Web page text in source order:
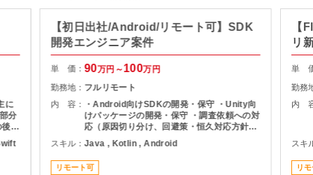
に
分
の
ン
お
【初日出社/Android/リモート可】SDK
開発エンジニア案件
単 価：90万円～100万円
勤務地： フルリモート
内 容：
・Android向けSDKの開発・保守 ・Unity向
けパッケージの開発・保守 ・調査依頼への対
応（原因切り分け、回避策・恒久対応方針の
説明）
スキル：Java , Kotlin , Android
リモート可
【
リ
単
勤務
内
スキ
リ